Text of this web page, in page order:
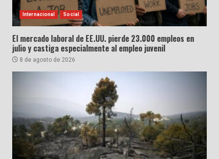
Internacional Social
El mercado laboral de EE.UU. pierde 23.000 empleos en
julio y castiga especialmente al empleo juvenil
8 de agosto de 2026